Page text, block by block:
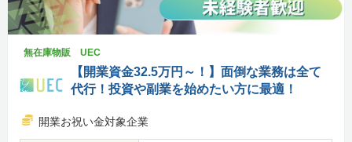
無在庫物販 UEC
【開業資金32.5万円～！】面倒な業務は全て
代行！投資や副業を始めたい方に最適！
開業お祝い金対象企業